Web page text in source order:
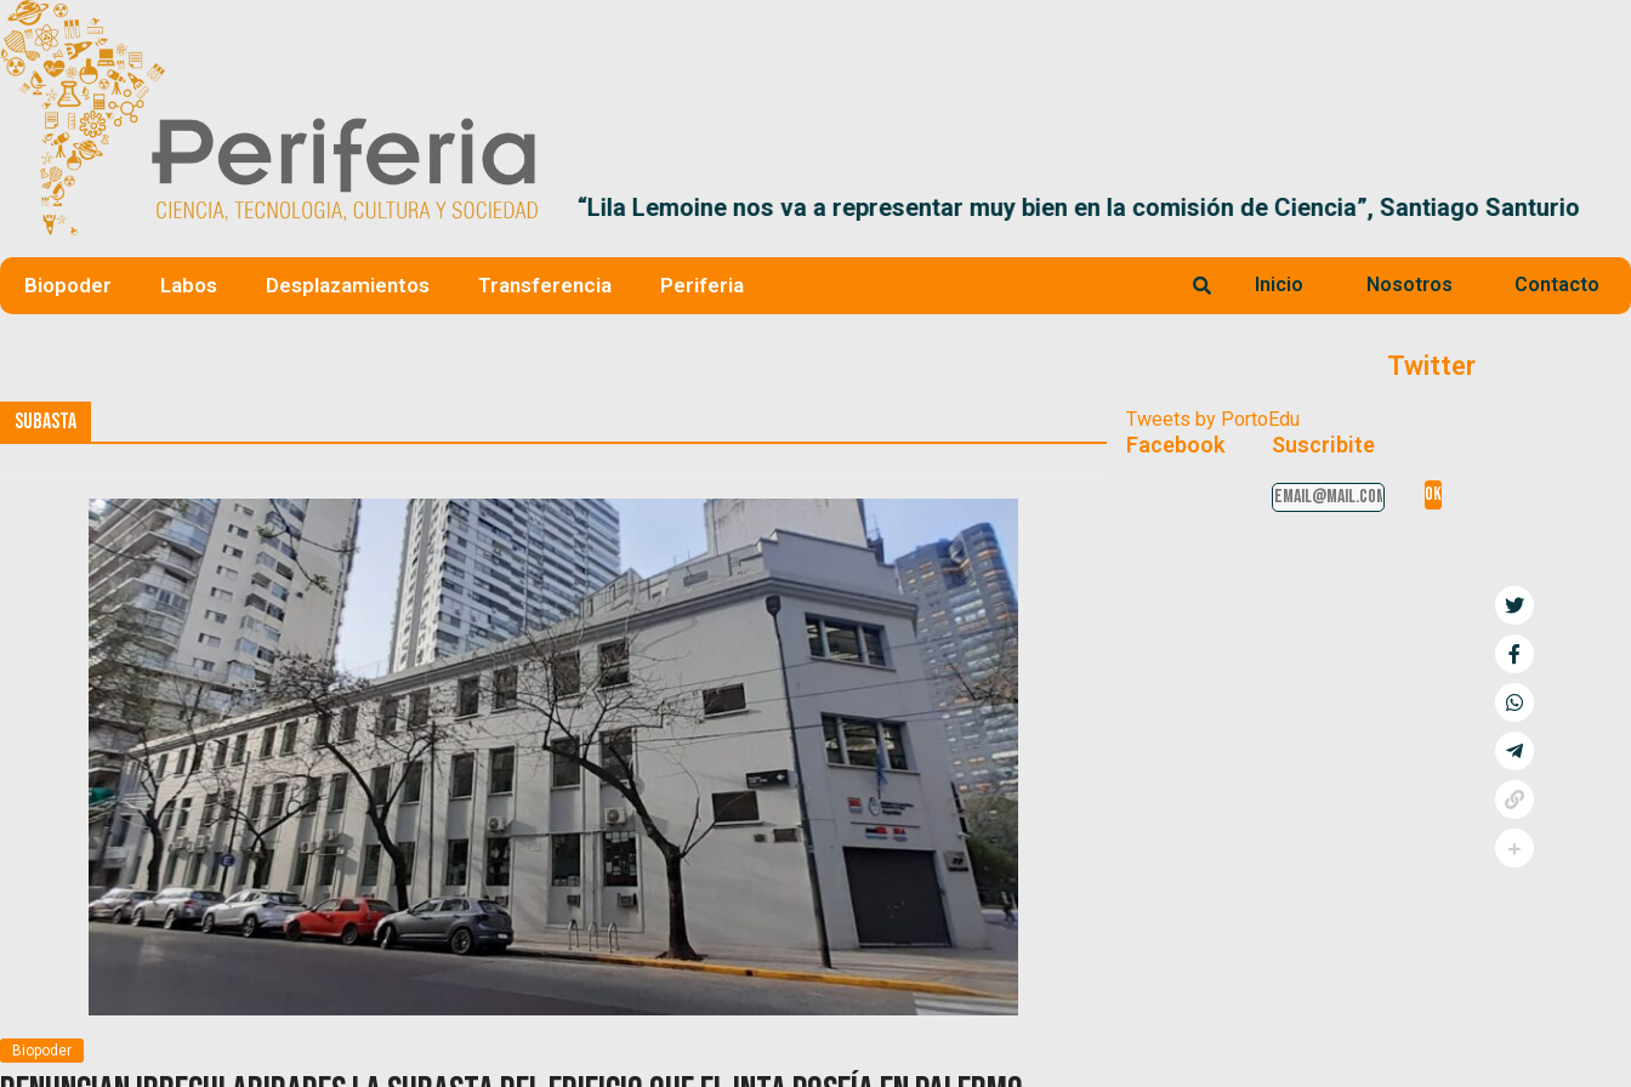
“Lila Lemoine nos va a representar muy bien en la comisión de Ciencia”, Santiago Santurio
Biopoder Labos Desplazamientos Transferencia Periferia Inicio Nosotros Contacto
Subasta
Biopoder
Twitter
Tweets by PortoEdu
Facebook Suscribite